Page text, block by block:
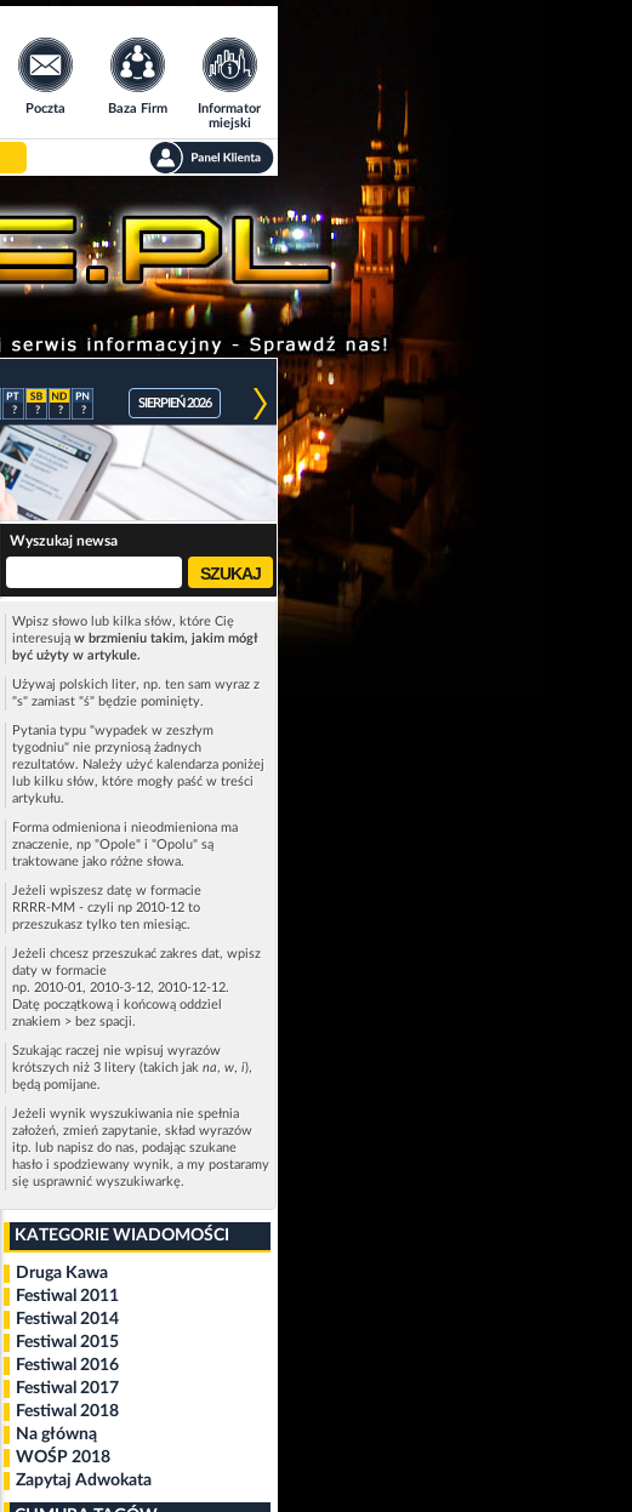
Poczta Baza Firm
Informator
miejski
? ? ? ?
SIERPIEŃ 2026
Wyszukaj newsa
Wpisz słowo lub kilka słów, które Cię
interesują w brzmieniu takim, jakim mógł
być użyty w artykule.
Używaj polskich liter, np. ten sam wyraz z
"s" zamiast "ś" będzie pominięty.
Pytania typu "wypadek w zeszłym
tygodniu" nie przyniosą żadnych
rezultatów. Należy użyć kalendarza poniżej
lub kilku słów, które mogły paść w treści
artykułu.
Forma odmieniona i nieodmieniona ma
znaczenie, np "Opole" i "Opolu" są
traktowane jako różne słowa.
Jeżeli wpiszesz datę w formacie
RRRR-MM - czyli np 2010-12 to
przeszukasz tylko ten miesiąc.
Jeżeli chcesz przeszukać zakres dat, wpisz
daty w formacie
np. 2010-01, 2010-3-12, 2010-12-12.
Datę początkową i końcową oddziel
znakiem > bez spacji.
Szukając raczej nie wpisuj wyrazów
krótszych niż 3 litery (takich jak na, w, i),
będą pomijane.
Jeżeli wynik wyszukiwania nie spełnia
założeń, zmień zapytanie, skład wyrazów
itp. lub napisz do nas, podając szukane
hasło i spodziewany wynik, a my postaramy
się usprawnić wyszukiwarkę.
KATEGORIE WIADOMOŚCI
Druga Kawa
Festiwal 2011
Festiwal 2014
Festiwal 2015
Festiwal 2016
Festiwal 2017
Festiwal 2018
Na główną
WOŚP 2018
Zapytaj Adwokata